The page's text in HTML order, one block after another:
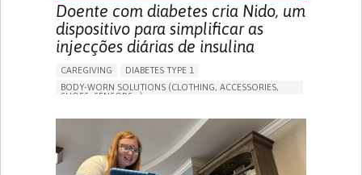
Doente com diabetes cria Nido, um
dispositivo para simplificar as
injecções diárias de insulina
CAREGIVING
DIABETES TYPE 1
BODY-WORN SOLUTIONS (CLOTHING, ACCESSORIES,
SHOES, SENSORS...)